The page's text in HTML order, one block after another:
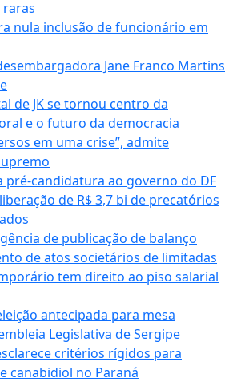
nula inclusão de funcionário em
Jane Franco Martins
de JK se tornou centro da
e o futuro da democracia
em uma crise”, admite
pré-candidatura ao governo do DF
de R$ 3,7 bi de precatórios
de publicação de balanço
de atos societários de limitadas
tem direito ao piso salarial
antecipada para mesa
Legislativa de Sergipe
critérios rígidos para
canabidiol no Paraná